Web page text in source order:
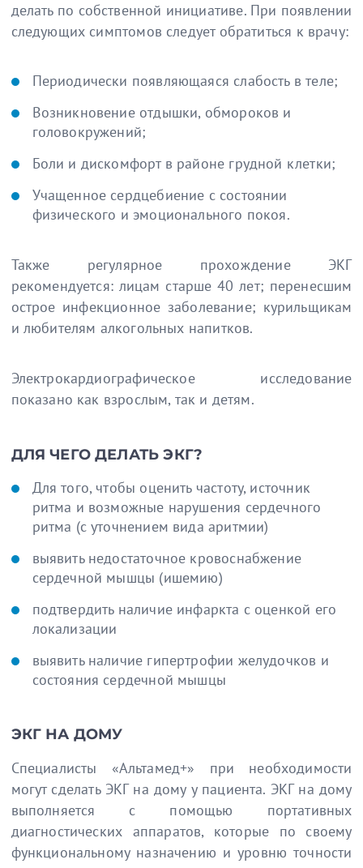
делать по собственной инициативе. При появлении
следующих симптомов следует обратиться к врачу:
Периодически появляющаяся слабость в теле;
Возникновение отдышки, обмороков и
головокружений;
Боли и дискомфорт в районе грудной клетки;
Учащенное сердцебиение с состоянии
физического и эмоционального покоя.
Также регулярное прохождение ЭКГ
рекомендуется: лицам старше 40 лет; перенесшим
острое инфекционное заболевание; курильщикам
и любителям алкогольных напитков.
Электрокардиографическое исследование
показано как взрослым, так и детям.
ДЛЯ ЧЕГО ДЕЛАТЬ ЭКГ?
Для того, чтобы оценить частоту, источник
ритма и возможные нарушения сердечного
ритма (с уточнением вида аритмии)
выявить недостаточное кровоснабжение
сердечной мышцы (ишемию)
подтвердить наличие инфаркта с оценкой его
локализации
выявить наличие гипертрофии желудочков и
состояния сердечной мышцы
ЭКГ НА ДОМУ
Специалисты «Альтамед+» при необходимости
могут сделать ЭКГ на дому у пациента. ЭКГ на дому
выполняется с помощью портативных
диагностических аппаратов, которые по своему
функциональному назначению и уровню точности